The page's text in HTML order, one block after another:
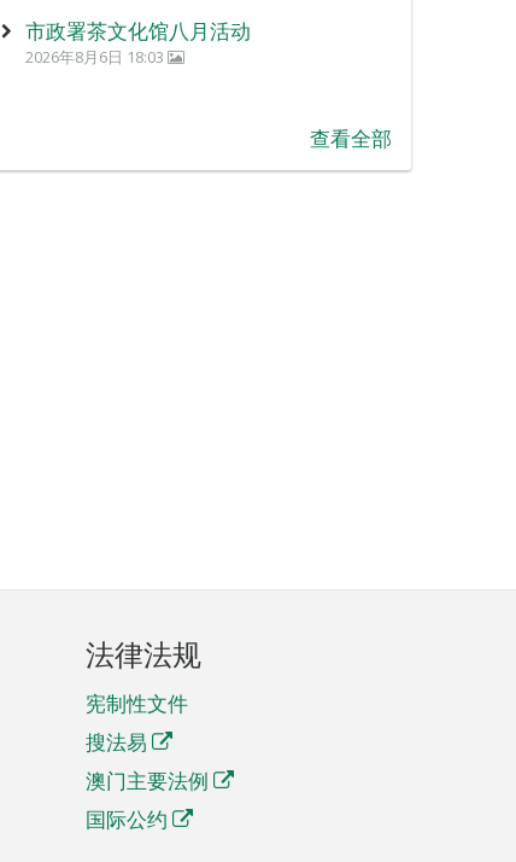
市政署茶文化馆八月活动
2026年8月6日 18:03
查看全部
法律法规
宪制性文件
搜法易
澳门主要法例
国际公约